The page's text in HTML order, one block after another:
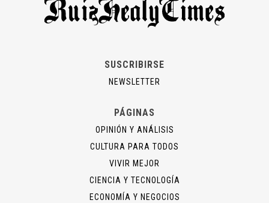
SUSCRIBIRSE
NEWSLETTER
PÁGINAS
OPINIÓN Y ANÁLISIS
CULTURA PARA TODOS
VIVIR MEJOR
CIENCIA Y TECNOLOGÍA
ECONOMÍA Y NEGOCIOS